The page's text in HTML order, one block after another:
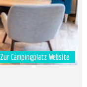
Zur Campingplatz Website